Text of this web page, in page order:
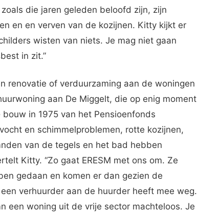
die jaren geleden beloofd zijn, zijn
en en verven van de kozijnen. Kitty kijkt er
wisten van niets. Je mag niet gaan
in zit.”
renovatie of verduurzaming aan de woningen
aan De Miggelt, die op enig moment
in 1975 van het Pensioenfonds
en schimmelproblemen, rotte kozijnen,
van de tegels en het bad hebben
Kitty. “Zo gaat ERESM met ons om. Ze
gedaan en komen er dan gezien de
verhuurder aan de huurder heeft mee weg.
een woning uit de vrije sector machteloos. Je